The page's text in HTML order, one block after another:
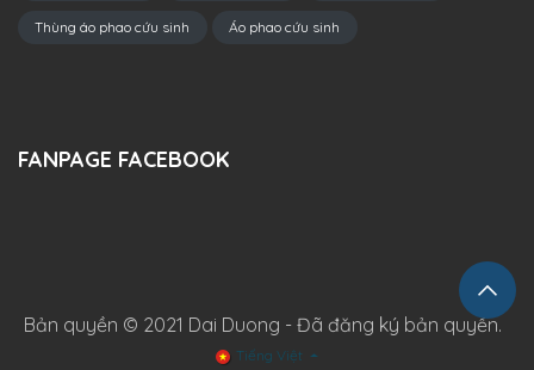
Thùng áo phao cứu sinh Áo phao cứu sinh
FANPAGE FACEBOOK
Bản quyền © 2021 Dai Duong - Đã đăng ký bản quyền.
Tiếng Việt